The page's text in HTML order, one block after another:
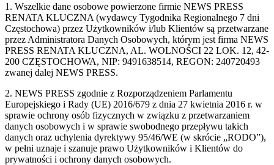
1. Wszelkie dane osobowe powierzone firmie NEWS PRESS
RENATA KLUCZNA (wydawcy Tygodnika Regionalnego 7 dni
Częstochowa) przez Użytkowników i/lub Klientów są przetwarzane
przez Administratora Danych Osobowych, którym jest firma NEWS
PRESS RENATA KLUCZNA, AL. WOLNOŚCI 22 LOK. 12, 42-
200 CZĘSTOCHOWA, NIP: 9491638514, REGON: 240720493
zwanej dalej NEWS PRESS.
2. NEWS PRESS zgodnie z Rozporządzeniem Parlamentu
Europejskiego i Rady (UE) 2016/679 z dnia 27 kwietnia 2016 r. w
sprawie ochrony osób fizycznych w związku z przetwarzaniem
danych osobowych i w sprawie swobodnego przepływu takich
danych oraz uchylenia dyrektywy 95/46/WE (w skrócie „RODO”),
w pełni uznaje i szanuje prawo Użytkowników i Klientów do
prywatności i ochrony danych osobowych.